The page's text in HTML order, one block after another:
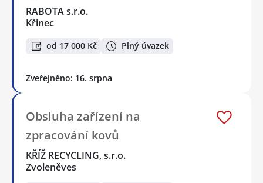
RABOTA s.r.o.
Křinec
od 17 000 Kč Plný úvazek
Zveřejněno: 16. srpna
Obsluha zařízení na
zpracování kovů
KŘÍŽ RECYCLING, s.r.o.
Zvoleněves